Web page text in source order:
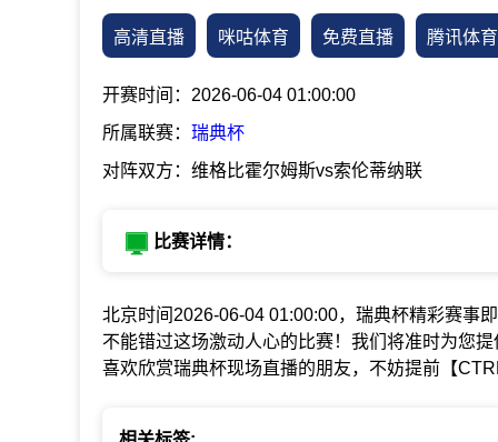
高清直播 咪咕体育 免费直播 腾讯体育
开赛时间：2026-06-04 01:00:00
所属联赛： 瑞典杯
对阵双方：维格比霍尔姆斯vs索伦蒂纳联
比赛详情：
北京时间2026-06-04 01:00:00，瑞典杯精彩赛事
不能错过这场激动人心的比赛！我们将准时为您
喜欢欣赏瑞典杯现场直播的朋友，不妨提前【